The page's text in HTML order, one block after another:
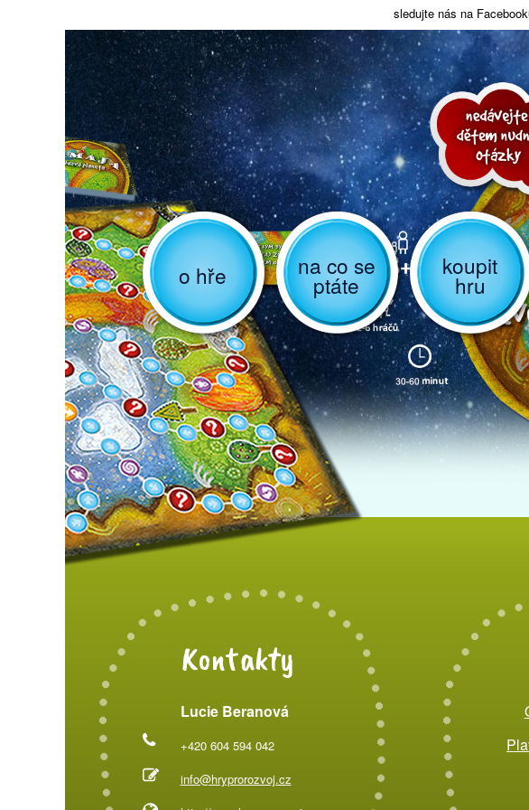
sledujte nás na
o hře na co se
ptáte
koupit
hru
Kontakty
Lucie Beranová
+420 604 594 042
info@hryprorozvoj.cz